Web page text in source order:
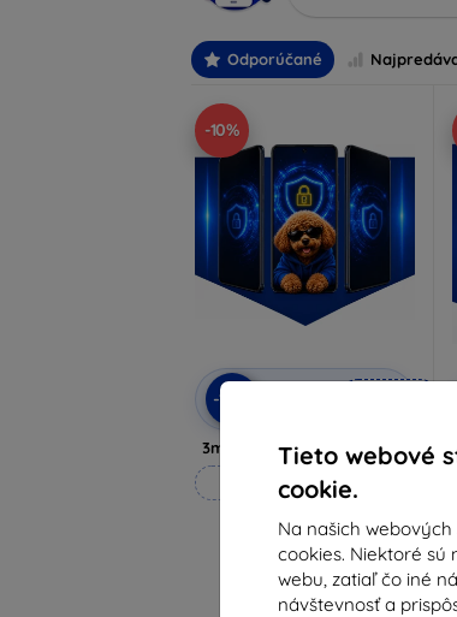
Tieto webové
cookie.
Na našich
cookies. Niektoré
webu, zatiaľ čo iné
návštevnosť a
Odporúčané
-10%
-10%
3mk Privacy ochranné sklo
Vyrobené na mieru
18,91 €
17,01 €
Na sklade 3 ks